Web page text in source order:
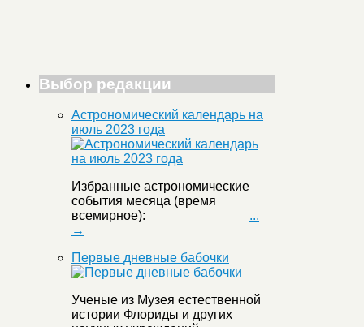
Выбор редакции
Астрономический календарь на
июль 2023 года
Избранные астрономические
события месяца (время
всемирное): ...
→
Первые дневные бабочки
Ученые из Музея естественной
истории Флориды и других